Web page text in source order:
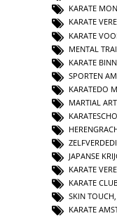
KARATE
KARATE
KARATE
MENTAL
KARATE
SPORTEN
KARATEDO
MARTIAL
JAPANSE
KARATE
KARATE
SKIN TOUCH,
KARATE